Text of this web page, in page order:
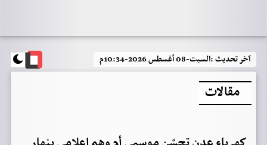
آخر تحديث :السبت-08 أغسطس 2026-10:34م
مقالات